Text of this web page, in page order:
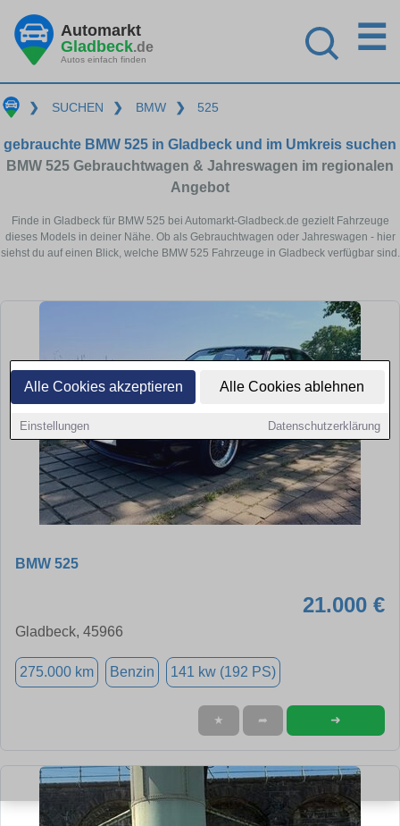
Alle Cookies akzeptieren Alle Cookies ablehnen
Einstellungen Datenschutzerklärung
Automarkt
Gladbeck.de
Autos einfach finden
☰
❯ SUCHEN ❯ BMW ❯ 525
gebrauchte BMW 525 in Gladbeck und im Umkreis suchen
BMW 525 Gebrauchtwagen & Jahreswagen im regionalen
Angebot
Finde in Gladbeck für BMW 525 bei Automarkt-Gladbeck.de gezielt Fahrzeuge
dieses Models in deiner Nähe. Ob als Gebrauchtwagen oder Jahreswagen - hier
siehst du auf einen Blick, welche BMW 525 Fahrzeuge in Gladbeck verfügbar sind.
BMW 525
21.000 €
Gladbeck, 45966
275.000 km Benzin 141 kw (192 PS)
★ ➦ ➜